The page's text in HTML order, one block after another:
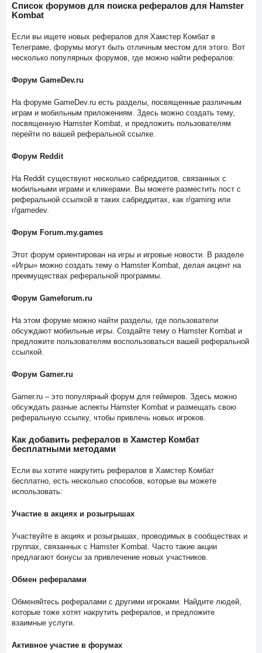
Список форумов для поиска рефералов для Hamster
Kombat
Если вы ищете новых рефералов для Хамстер Комбат в
Телеграме, форумы могут быть отличным местом для этого. Вот
несколько популярных форумов, где можно найти рефералов:
Форум GameDev.ru
На форуме GameDev.ru есть разделы, посвященные различным
играм и мобильным приложениям. Здесь можно создать тему,
посвященную Hamster Kombat, и предложить пользователям
перейти по вашей реферальной ссылке.
Форум Reddit
На Reddit существуют несколько сабреддитов, связанных с
мобильными играми и кликерами. Вы можете разместить пост с
реферальной ссылкой в таких сабреддитах, как r/gaming или
r/gamedev.
Форум Forum.my.games
Этот форум ориентирован на игры и игровые новости. В разделе
«Игры» можно создать тему о Hamster Kombat, делая акцент на
преимуществах реферальной программы.
Форум Gameforum.ru
На этом форуме можно найти разделы, где пользователи
обсуждают мобильные игры. Создайте тему о Hamster Kombat и
предложите пользователям воспользоваться вашей реферальной
ссылкой.
Форум Gamer.ru
Gamer.ru – это популярный форум для геймеров. Здесь можно
обсуждать разные аспекты Hamster Kombat и размещать свою
реферальную ссылку, чтобы привлечь новых игроков.
Как добавить рефералов в Хамстер Комбат
бесплатными методами
Если вы хотите накрутить рефералов в Хамстер Комбат
бесплатно, есть несколько способов, которые вы можете
использовать:
Участие в акциях и розыгрышах
Участвуйте в акциях и розыгрышах, проводимых в сообществах и
группах, связанных с Hamster Kombat. Часто такие акции
предлагают бонусы за привлечение новых участников.
Обмен рефералами
Обменяйтесь рефералами с другими игроками. Найдите людей,
которые тоже хотят накрутить рефералов, и предложите
взаимные услуги.
Активное участие в форумах